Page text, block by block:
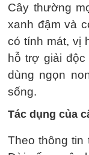
Cây thường
xanh đậm và
có tính mát, vị
hỗ trợ giải
dùng ngọn
sống.
Tác dụng của
Theo thông